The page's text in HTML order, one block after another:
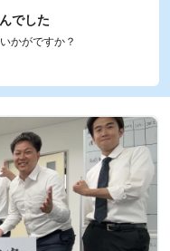
でした
かがですか？